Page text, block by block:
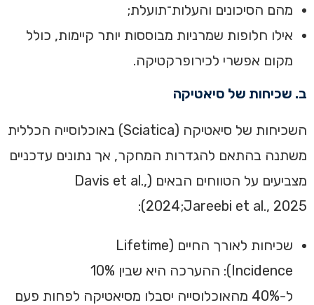
מהם הסיכונים והעלות־תועלת;
אילו חלופות שמרניות מבוססות יותר קיימות, כולל
מקום אפשרי לכירופרקטיקה.
ב. שכיחות של סיאטיקה
השכיחות של סיאטיקה (Sciatica) באוכלוסייה הכללית
משתנה בהתאם להגדרות המחקר, אך נתונים עדכניים
מצביעים על הטווחים הבאים (Davis et al.,
2024;Jareebi et al., 2025):
שכיחות לאורך החיים (Lifetime
Incidence): ההערכה היא שבין 10%
ל-40% מהאוכלוסייה יסבלו מסיאטיקה לפחות פעם